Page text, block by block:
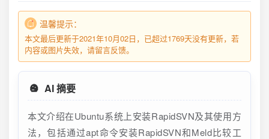
温馨提示：
本文最后更新于2021年10月02日，已超过1769天没有更新，若
内容或图片失效，请留言反馈。
AI 摘要
本文介绍在Ubuntu系统上安装RapidSVN及其使用方
法，包括通过apt命令安装RapidSVN和Meld比较工